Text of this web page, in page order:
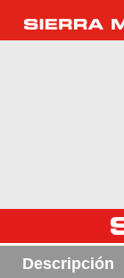
Descripción